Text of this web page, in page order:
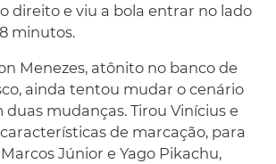
direito e viu a bola entrar no lado
minutos.
Menezes, atônito no banco de
ainda tentou mudar o cenário
mudanças. Tirou Vinícius e
de marcação, para
Júnior e Yago Pikachu,